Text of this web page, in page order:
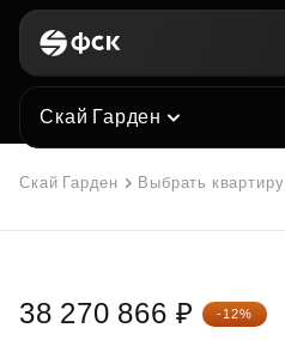
Скай Гарден
Скай Гарден Выбрать квартиру
38 270 866 ₽ -12%